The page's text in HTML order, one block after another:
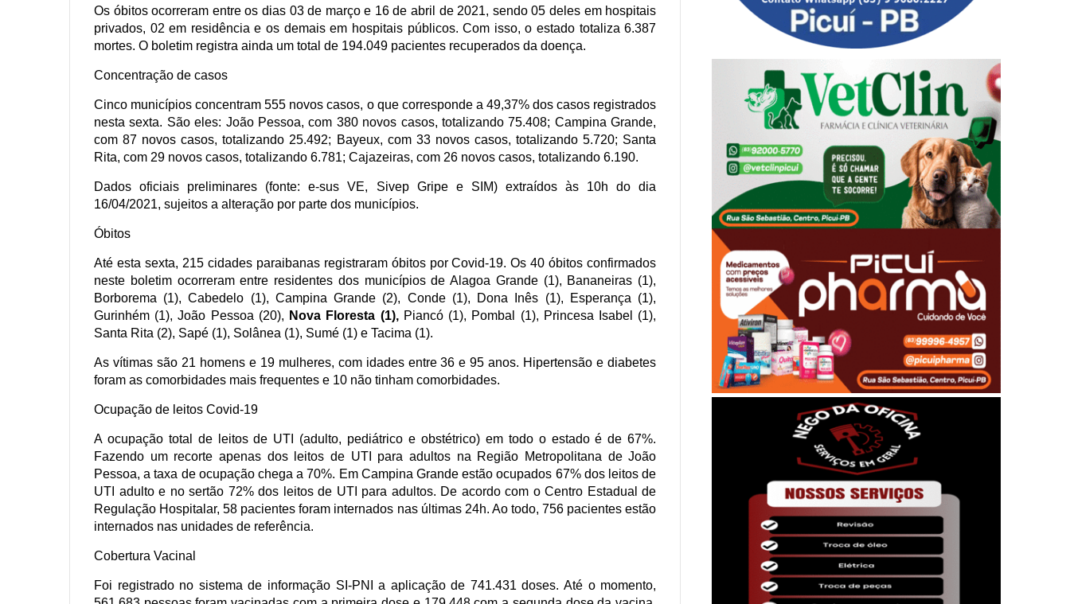
Os óbitos ocorreram entre os dias 03 de março e 16 de abril de 2021, sendo 05 deles em hospitais
privados, 02 em residência e os demais em hospitais públicos. Com isso, o estado totaliza 6.387
mortes. O boletim registra ainda um total de 194.049 pacientes recuperados da doença.
Concentração de casos
Cinco municípios concentram 555 novos casos, o que corresponde a 49,37% dos casos registrados
nesta sexta. São eles: João Pessoa, com 380 novos casos, totalizando 75.408; Campina Grande,
com 87 novos casos, totalizando 25.492; Bayeux, com 33 novos casos, totalizando 5.720; Santa
Rita, com 29 novos casos, totalizando 6.781; Cajazeiras, com 26 novos casos, totalizando 6.190.
Dados oficiais preliminares (fonte: e-sus VE, Sivep Gripe e SIM) extraídos às 10h do dia
16/04/2021, sujeitos a alteração por parte dos municípios.
Óbitos
Até esta sexta, 215 cidades paraibanas registraram óbitos por Covid-19. Os 40 óbitos confirmados
neste boletim ocorreram entre residentes dos municípios de Alagoa Grande (1), Bananeiras (1),
Borborema (1), Cabedelo (1), Campina Grande (2), Conde (1), Dona Inês (1), Esperança (1),
Gurinhém (1), João Pessoa (20), Nova Floresta (1),Piancó (1), Pombal (1), Princesa Isabel (1),
Santa Rita (2), Sapé (1), Solânea (1), Sumé (1) e Tacima (1).
As vítimas são 21 homens e 19 mulheres, com idades entre 36 e 95 anos. Hipertensão e diabetes
foram as comorbidades mais frequentes e 10 não tinham comorbidades.
Ocupação de leitos Covid-19
A ocupação total de leitos de UTI (adulto, pediátrico e obstétrico) em todo o estado é de 67%.
Fazendo um recorte apenas dos leitos de UTI para adultos na Região Metropolitana de João
Pessoa, a taxa de ocupação chega a 70%. Em Campina Grande estão ocupados 67% dos leitos de
UTI adulto e no sertão 72% dos leitos de UTI para adultos. De acordo com o Centro Estadual de
Regulação Hospitalar, 58 pacientes foram internados nas últimas 24h. Ao todo, 756 pacientes estão
internados nas unidades de referência.
Cobertura Vacinal
Foi registrado no sistema de informação SI-PNI a aplicação de 741.431 doses. Até o momento,